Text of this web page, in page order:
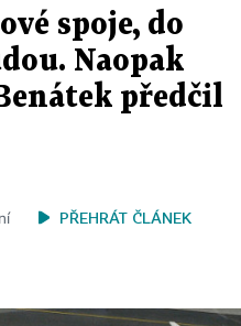
spoje, do
Naopak
předčil
PŘEHRÁT ČLÁNEK